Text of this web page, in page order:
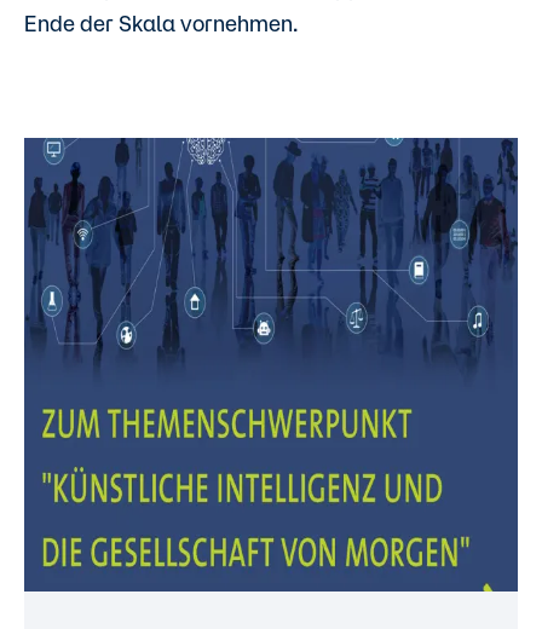
Ende der Skala vornehmen.